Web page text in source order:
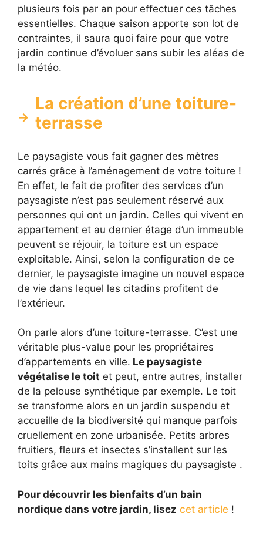
plusieurs fois par an pour effectuer ces tâches
essentielles. Chaque saison apporte son lot de
contraintes, il saura quoi faire pour que votre
jardin continue d’évoluer sans subir les aléas de
la météo.
La création d’une toiture-
terrasse
Le paysagiste vous fait gagner des mètres
carrés grâce à l’aménagement de votre toiture !
En effet, le fait de profiter des services d’un
paysagiste n’est pas seulement réservé aux
personnes qui ont un jardin. Celles qui vivent en
appartement et au dernier étage d’un immeuble
peuvent se réjouir, la toiture est un espace
exploitable. Ainsi, selon la configuration de ce
dernier, le paysagiste imagine un nouvel espace
de vie dans lequel les citadins profitent de
l’extérieur.
On parle alors d’une toiture-terrasse. C’est une
véritable plus-value pour les propriétaires
d’appartements en ville. Le paysagiste
végétalise le toit et peut, entre autres, installer
de la pelouse synthétique par exemple. Le toit
se transforme alors en un jardin suspendu et
accueille de la biodiversité qui manque parfois
cruellement en zone urbanisée. Petits arbres
fruitiers, fleurs et insectes s’installent sur les
toits grâce aux mains magiques du paysagiste .
Pour découvrir les bienfaits d’un bain
nordique dans votre jardin, lisez cet article !